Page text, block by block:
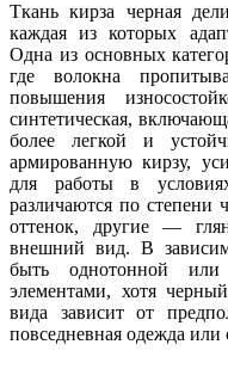
Ткань кирза черная
каждая из которых
Одна из основных
где волокна
повышения
синтетическая,
более легкой и
армированную кирзу,
для работы в
различаются по степени
оттенок, другие —
внешний вид. В
быть однотонной
элементами, хотя
вида зависит от
повседневная одежда или